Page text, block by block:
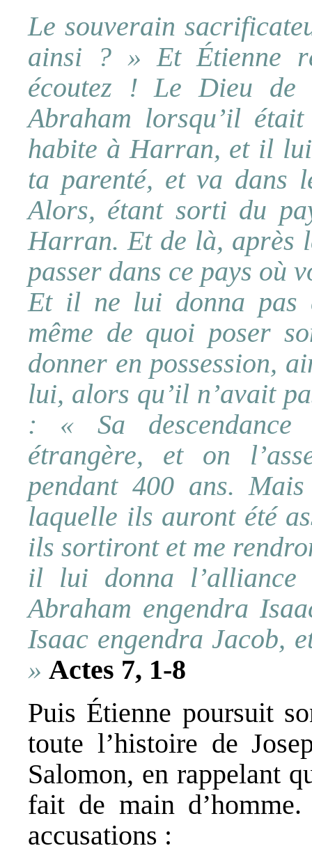
Le souverain
ainsi ? » Et Étienne
écoutez ! Le Dieu de
Abraham lorsqu’il
habite à Harran, et il
ta parenté, et va dans
Alors, étant sorti du
Harran. Et de là, après
passer dans ce pays où
Et il ne lui donna pas
même de quoi poser
donner en possession,
lui, alors qu’il n’avait
: « Sa descendance
étrangère, et on
pendant 400 ans.
laquelle ils auront été
ils sortiront et me
il lui donna
Abraham engendra
Isaac engendra Jacob,
» Actes 7, 1-8
Puis Étienne poursuit
toute l’histoire de
Salomon, en rappelant
fait de main
accusations :